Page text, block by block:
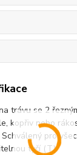
trávu se 2
kopřiv nebo
pro
tyčí (T).